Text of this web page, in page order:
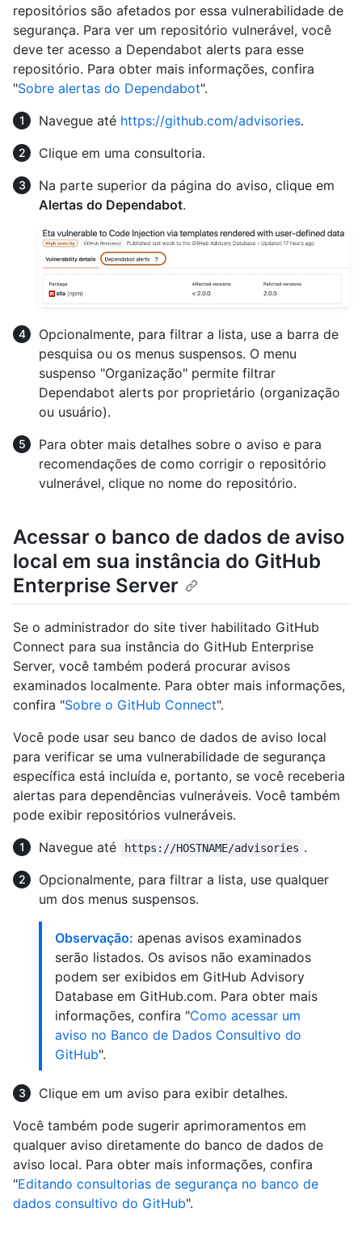
repositórios são afetados por essa vulnerabilidade de
segurança. Para ver um repositório vulnerável, você
deve ter acesso a Dependabot alerts para esse
repositório. Para obter mais informações, confira
"Sobre alertas do Dependabot".
Navegue até https://github.com/advisories.
Clique em uma consultoria.
Na parte superior da página do aviso, clique em
Alertas do Dependabot.
Opcionalmente, para filtrar a lista, use a barra de
pesquisa ou os menus suspensos. O menu
suspenso "Organização" permite filtrar
Dependabot alerts por proprietário (organização
ou usuário).
Para obter mais detalhes sobre o aviso e para
recomendações de como corrigir o repositório
vulnerável, clique no nome do repositório.
Acessar o banco de dados de aviso
local em sua instância do GitHub
Enterprise Server
Se o administrador do site tiver habilitado GitHub
Connect para sua instância do GitHub Enterprise
Server, você também poderá procurar avisos
examinados localmente. Para obter mais informações,
confira "Sobre o GitHub Connect".
Você pode usar seu banco de dados de aviso local
para verificar se uma vulnerabilidade de segurança
específica está incluída e, portanto, se você receberia
alertas para dependências vulneráveis. Você também
pode exibir repositórios vulneráveis.
Navegue até
https://HOSTNAME/advisories .
Opcionalmente, para filtrar a lista, use qualquer
um dos menus suspensos.
Observação: apenas avisos examinados
serão listados. Os avisos não examinados
podem ser exibidos em GitHub Advisory
Database em GitHub.com. Para obter mais
informações, confira "Como acessar um
aviso no Banco de Dados Consultivo do
GitHub".
Clique em um aviso para exibir detalhes.
Você também pode sugerir aprimoramentos em
qualquer aviso diretamente do banco de dados de
aviso local. Para obter mais informações, confira
"Editando consultorias de segurança no banco de
dados consultivo do GitHub".